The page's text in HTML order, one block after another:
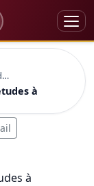
Bonjour, j'ai décidé de reprendre des études à l'universi
à
à